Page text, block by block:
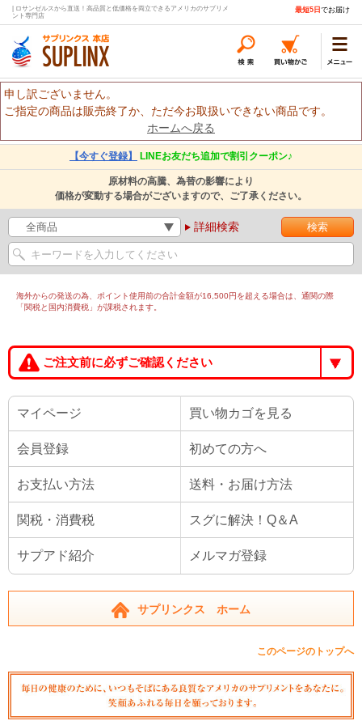
| ロサンゼルスから直送！高品質と低価格を両立できるアメリカのサプリメ
ント専門店
最短5日 でお届け
申し訳ございません。
ご指定の商品は販売終了か、ただ今お取扱いできない商品です。
ホームへ戻る
【今すぐ登録】 LINEお友だち追加で割引クーポン♪
原材料の高騰、為替の影響により
価格が変動する場合がございますので、ご了承ください。
詳細検索
海外からの発送の為、ポイント使用前の合計金額が16,500円を超える場合は、通関の際
「関税と国内消費税」が課税されます。
ご注文前に必ずご確認ください
マイページ 買い物カゴを見る
会員登録 初めての方へ
お支払い方法 送料・お届け方法
関税・消費税 スグに解決！Q＆A
サプアド紹介 メルマガ登録
サプリンクス ホーム
このページのトップへ